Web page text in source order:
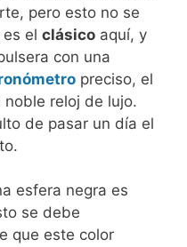
pero esto no se
el clásico aquí, y
con una
preciso, el
reloj de lujo.
de pasar un día el
esfera negra es
se debe
que este color